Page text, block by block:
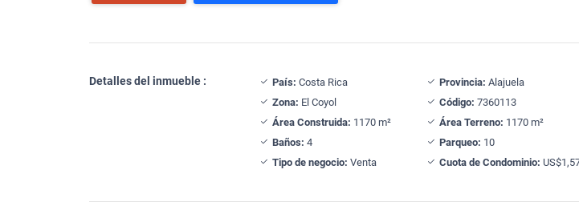
Detalles del inmueble : País: Costa Rica Provincia: Alajuela
Zona: El Coyol Código: 7360113
Área Construida: 1170 m² Área Terreno: 1170 m²
Baños: 4 Parqueo: 10
Tipo de negocio: Venta Cuota de Condominio: